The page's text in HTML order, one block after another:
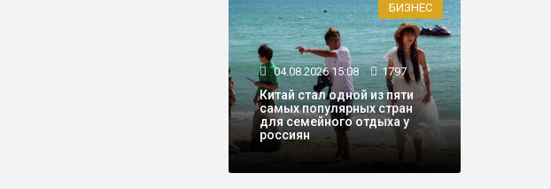
БИЗНЕС
04.08.2026 15:08 1797
Китай стал одной из пяти
самых популярных стран
для семейного отдыха у
россиян